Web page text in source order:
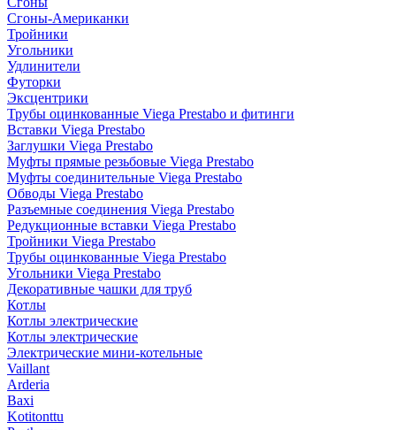
Сгоны-Американки
Тройники
Угольники
Удлинители
Футорки
Эксцентрики
Трубы оцинкованные Viega Prestabo и фитинги
Вставки Viega Prestabo
Заглушки Viega Prestabo
Муфты прямые резьбовые Viega Prestabo
Муфты соединительные Viega Prestabo
Обводы Viega Prestabo
Разъемные соединения Viega Prestabo
Редукционные вставки Viega Prestabo
Тройники Viega Prestabo
Трубы оцинкованные Viega Prestabo
Угольники Viega Prestabo
Декоративные чашки для труб
Котлы
Котлы электрические
Котлы электрические
Электрические мини-котельные
Vaillant
Arderia
Baxi
Kotitonttu